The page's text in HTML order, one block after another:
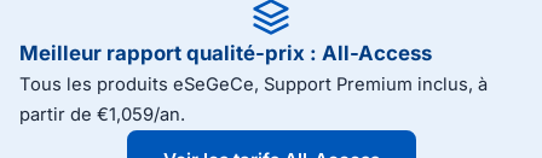
Meilleur rapport qualité-prix : All-Access
Tous les produits eSeGeCe, Support Premium inclus, à
partir de €1,059/an.